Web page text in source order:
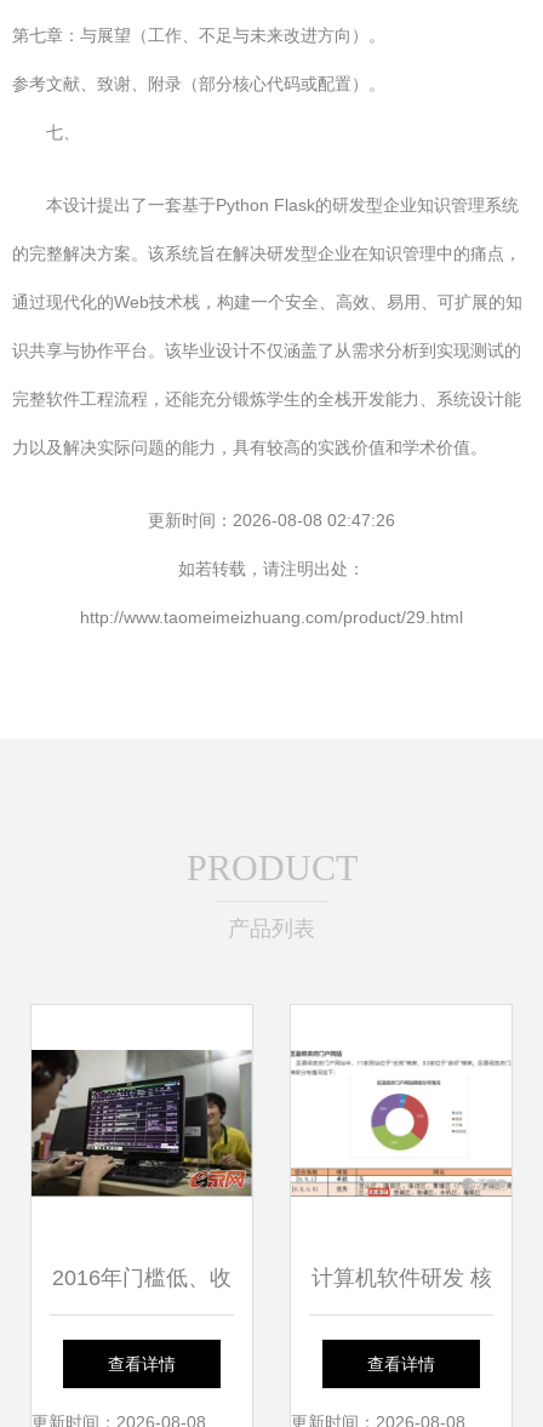
第七章：与展望（工作、不足与未来改进方向）。
参考文献、致谢、附录（部分核心代码或配置）。
七、
本设计提出了一套基于Python Flask的研发型企业知识管理系统
的完整解决方案。该系统旨在解决研发型企业在知识管理中的痛点，
通过现代化的Web技术栈，构建一个安全、高效、易用、可扩展的知
识共享与协作平台。该毕业设计不仅涵盖了从需求分析到实现测试的
完整软件工程流程，还能充分锻炼学生的全栈开发能力、系统设计能
力以及解决实际问题的能力，具有较高的实践价值和学术价值。
更新时间：2026-08-08 02:47:26
如若转载，请注明出处：
http://www.taomeimeizhuang.com/product/29.html
PRODUCT
产品列表
2016年门槛低、收
入高 十大草根职业
查看详情
更新时间：2026-08-08
计算机软件研发 核
心技术驱动下的产
查看详情
更新时间：2026-08-08